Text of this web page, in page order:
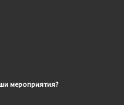
мероприятия?